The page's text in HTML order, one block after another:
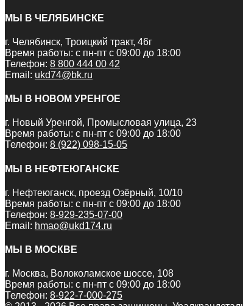
МЫ В ЧЕЛЯБИНСКЕ
г. Челябинск, Троицкий тракт, 46г
Время работы: с пн-пт с 09:00 до 18:00
Телефон: 8 800 444 00 42
Email: ukd74@bk.ru
МЫ В НОВОМ УРЕНГОЕ
г. Новый Уренгой, Промысловая улица, 23
Время работы: с пн-пт с 09:00 до 18:00
Телефон: 8 (922) 098-15-05
МЫ В НЕФТЕЮГАНСКЕ
г. Нефтеюганск, проезд Озёрный, 10/10
Время работы: с пн-пт с 09:00 до 18:00
Телефон: 8-929-235-07-00
Email: hmao@ukd174.ru
МЫ В МОСКВЕ
г. Москва, Волоколамское шоссе, 108
Время работы: с пн-пт с 09:00 до 18:00
Телефон: 8-922-7-000-275